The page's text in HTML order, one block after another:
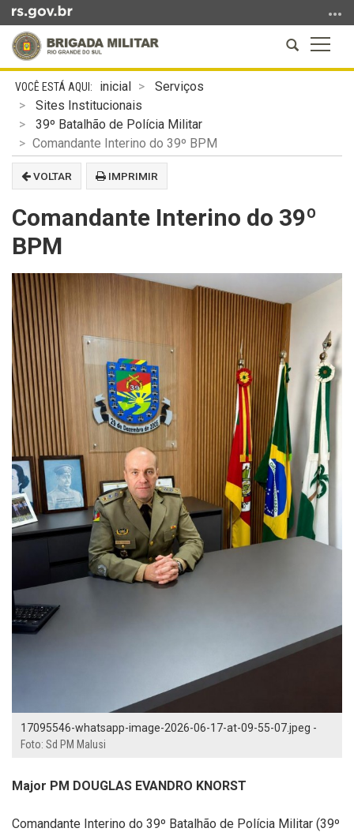
para
conteúdo
para
menu
para
busca
a
Abrir
a
Início
conteúdo
inicial
Serviços
Sites Institucionais
39º Batalhão de Polícia Militar
Comandante Interino do 39º BPM
VOLTAR IMPRIMIR
Comandante Interino do 39º
BPM
17095546-whatsapp-image-2026-06-17-at-09-55-07.jpeg -
Foto: Sd PM Malusi
Major PM DOUGLAS EVANDRO KNORST
Comandante Interino do 39º Batalhão de Polícia Militar (39º